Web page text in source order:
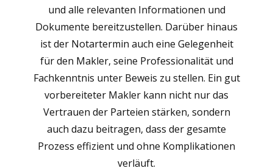
und alle relevanten Informationen und
Dokumente bereitzustellen. Darüber hinaus
ist der Notartermin auch eine Gelegenheit
für den Makler, seine Professionalität und
Fachkenntnis unter Beweis zu stellen. Ein gut
vorbereiteter Makler kann nicht nur das
Vertrauen der Parteien stärken, sondern
auch dazu beitragen, dass der gesamte
Prozess effizient und ohne Komplikationen
verläuft.